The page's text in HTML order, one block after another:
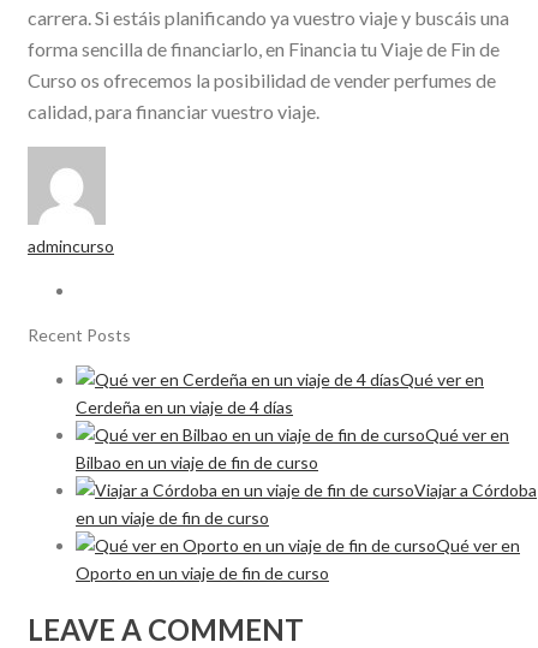
carrera. Si estáis planificando ya vuestro viaje y buscáis una
forma sencilla de financiarlo, en Financia tu Viaje de Fin de
Curso os ofrecemos la posibilidad de vender perfumes de
calidad, para financiar vuestro viaje.
admincurso
Recent Posts
Qué ver en
Cerdeña en un viaje de 4 días
Qué ver en
Bilbao en un viaje de fin de curso
Viajar a Córdoba
en un viaje de fin de curso
Qué ver en
Oporto en un viaje de fin de curso
LEAVE A COMMENT